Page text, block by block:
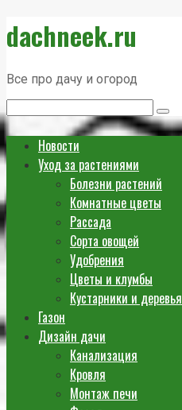
Перейти
кdachneek.ru
Все про дачу и огород
Новости
Уход за растениями
Болезни растений
Комнатные цветы
Рассада
Сорта овощей
Удобрения
Цветы и клумбы
Кустарники и деревья
Газон
Дизайн дачи
Канализация
Кровля
Монтаж печи